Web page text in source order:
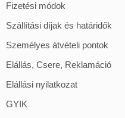
Fizetési módok
Szállítási díjak és határidők
Személyes átvételi pontok
Elállás, Csere, Reklamáció
Elállási nyilatkozat
GYIK